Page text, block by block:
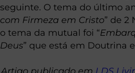
seguinte. O tema do último
com Firmeza em Cristo” de 2
o tema da mutual foi “
Deus” que está em Doutrina